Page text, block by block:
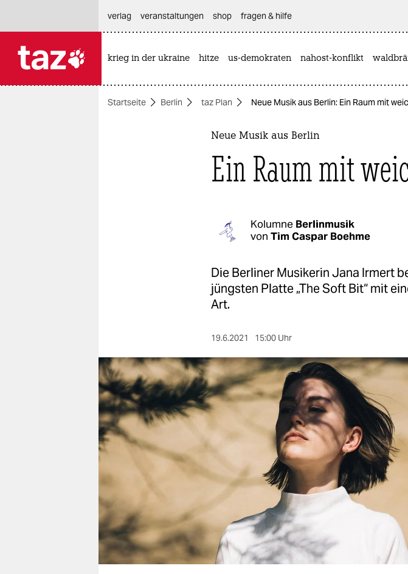
themen
verlag
verlag
veranstaltungen
shop
fragen & hilfe
unterstützen
abo
genossenschaft
epaper login
verlag
veranstaltungen shop fragen & hilfe
krieg in der ukraine hitze us-demokraten nahost-konflikt
Startseite Berlin taz Plan Neue Musik aus Berlin: Ein Raum mit
Neue Musik aus Berlin
Ein Raum mit
Kolumne Berlinmusik
von Tim Caspar Boehme
Die Berliner Musikerin Jana Irmert
jüngsten Platte „The Soft Bit“ mit
Art.
19.6.2021 15:00 Uhr